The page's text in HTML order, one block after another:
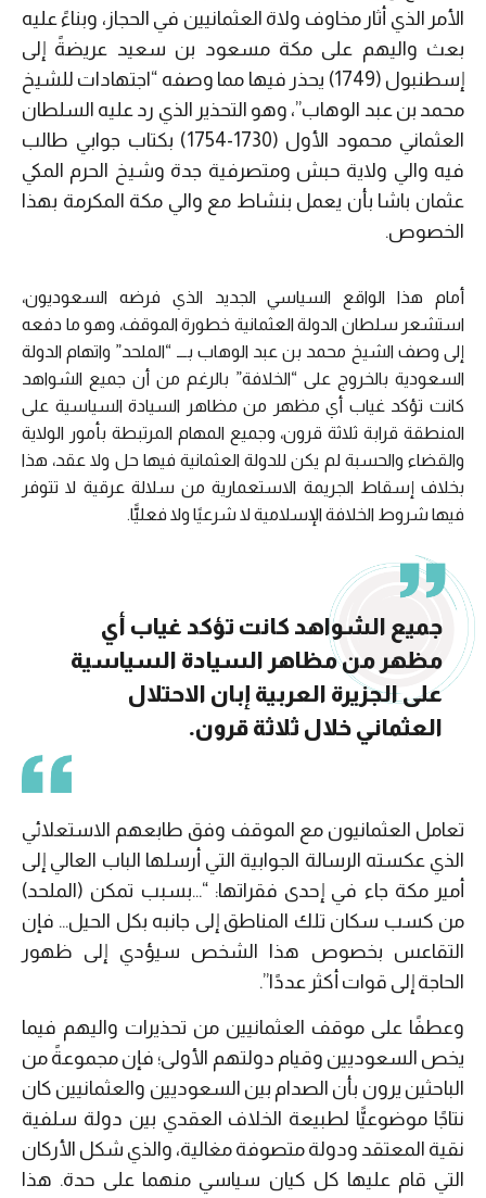
الأمر الذي أثار مخاوف ولاة العثمانيين في الحجاز، وبناءً عليه
بعث واليهم على مكة مسعود بن سعيد عريضةً إلى
إسطنبول (1749) يحذر فيها مما وصفه “اجتهادات للشيخ
محمد بن عبد الوهاب”، وهو التحذير الذي رد عليه السلطان
العثماني محمود الأول (1730-1754) بكتاب جوابي طالب
فيه والي ولاية حبش ومتصرفية جدة وشيخ الحرم المكي
عثمان باشا بأن يعمل بنشاط مع والي مكة المكرمة بهذا
الخصوص.
أمام هذا الواقع السياسي الجديد الذي فرضه السعوديون،
استشعر سلطان الدولة العثمانية خطورة الموقف، وهو ما دفعه
إلى وصف الشيخ محمد بن عبد الوهاب بـــ “الملحد” واتهام الدولة
السعودية بالخروج على “الخلافة” بالرغم من أن جميع الشواهد
كانت تؤكد غياب أي مظهر من مظاهر السيادة السياسية على
المنطقة قرابة ثلاثة قرون، وجميع المهام المرتبطة بأمور الولاية
والقضاء والحسبة لم يكن للدولة العثمانية فيها حل ولا عقد، هذا
بخلاف إسقاط الجريمة الاستعمارية من سلالة عرقية لا تتوفر
فيها شروط الخلافة الإسلامية لا شرعيًا ولا فعليًّا.
جميع الشواهد كانت تؤكد غياب أي
مظهر من مظاهر السيادة السياسية
على الجزيرة العربية إبان الاحتلال
العثماني خلال ثلاثة قرون.
تعامل العثمانيون مع الموقف وفق طابعهم الاستعلائي
الذي عكسته الرسالة الجوابية التي أرسلها الباب العالي إلى
أمير مكة جاء في إحدى فقراتها: “…بسبب تمكن (الملحد)
من كسب سكان تلك المناطق إلى جانبه بكل الحيل… فإن
التقاعس بخصوص هذا الشخص سيؤدي إلى ظهور
الحاجة إلى قوات أكثر عددًا”.
وعطفًا على موقف العثمانيين من تحذيرات واليهم فيما
يخص السعوديين وقيام دولتهم الأولى؛ فإن مجموعةً من
الباحثين يرون بأن الصدام بين السعوديين والعثمانيين كان
نتاجًا موضوعيًّا لطبيعة الخلاف العقدي بين دولة سلفية
نقية المعتقد ودولة متصوفة مغالية، والذي شكل الأركان
التي قام عليها كل كيان سياسي منهما على حدة. هذا